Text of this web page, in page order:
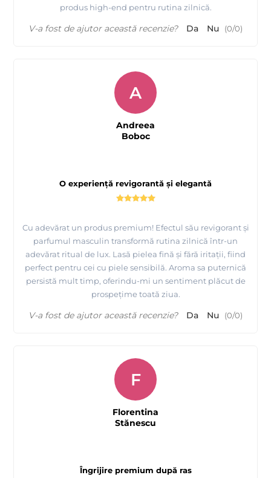
produs high-end pentru rutina zilnică.
V-a fost de ajutor această recenzie? Da Nu (0/0)
O experiență revigorantă și elegantă
Cu adevărat un produs premium! Efectul său revigorant și
parfumul masculin transformă rutina zilnică într-un
adevărat ritual de lux. Lasă pielea fină și fără iritații, fiind
perfect pentru cei cu piele sensibilă. Aroma sa puternică
persistă mult timp, oferindu-mi un sentiment plăcut de
prospețime toată ziua.
A
Andreea
Boboc
V-a fost de ajutor această recenzie? Da Nu (0/0)
Îngrijire premium după ras
F
Florentina
Stănescu